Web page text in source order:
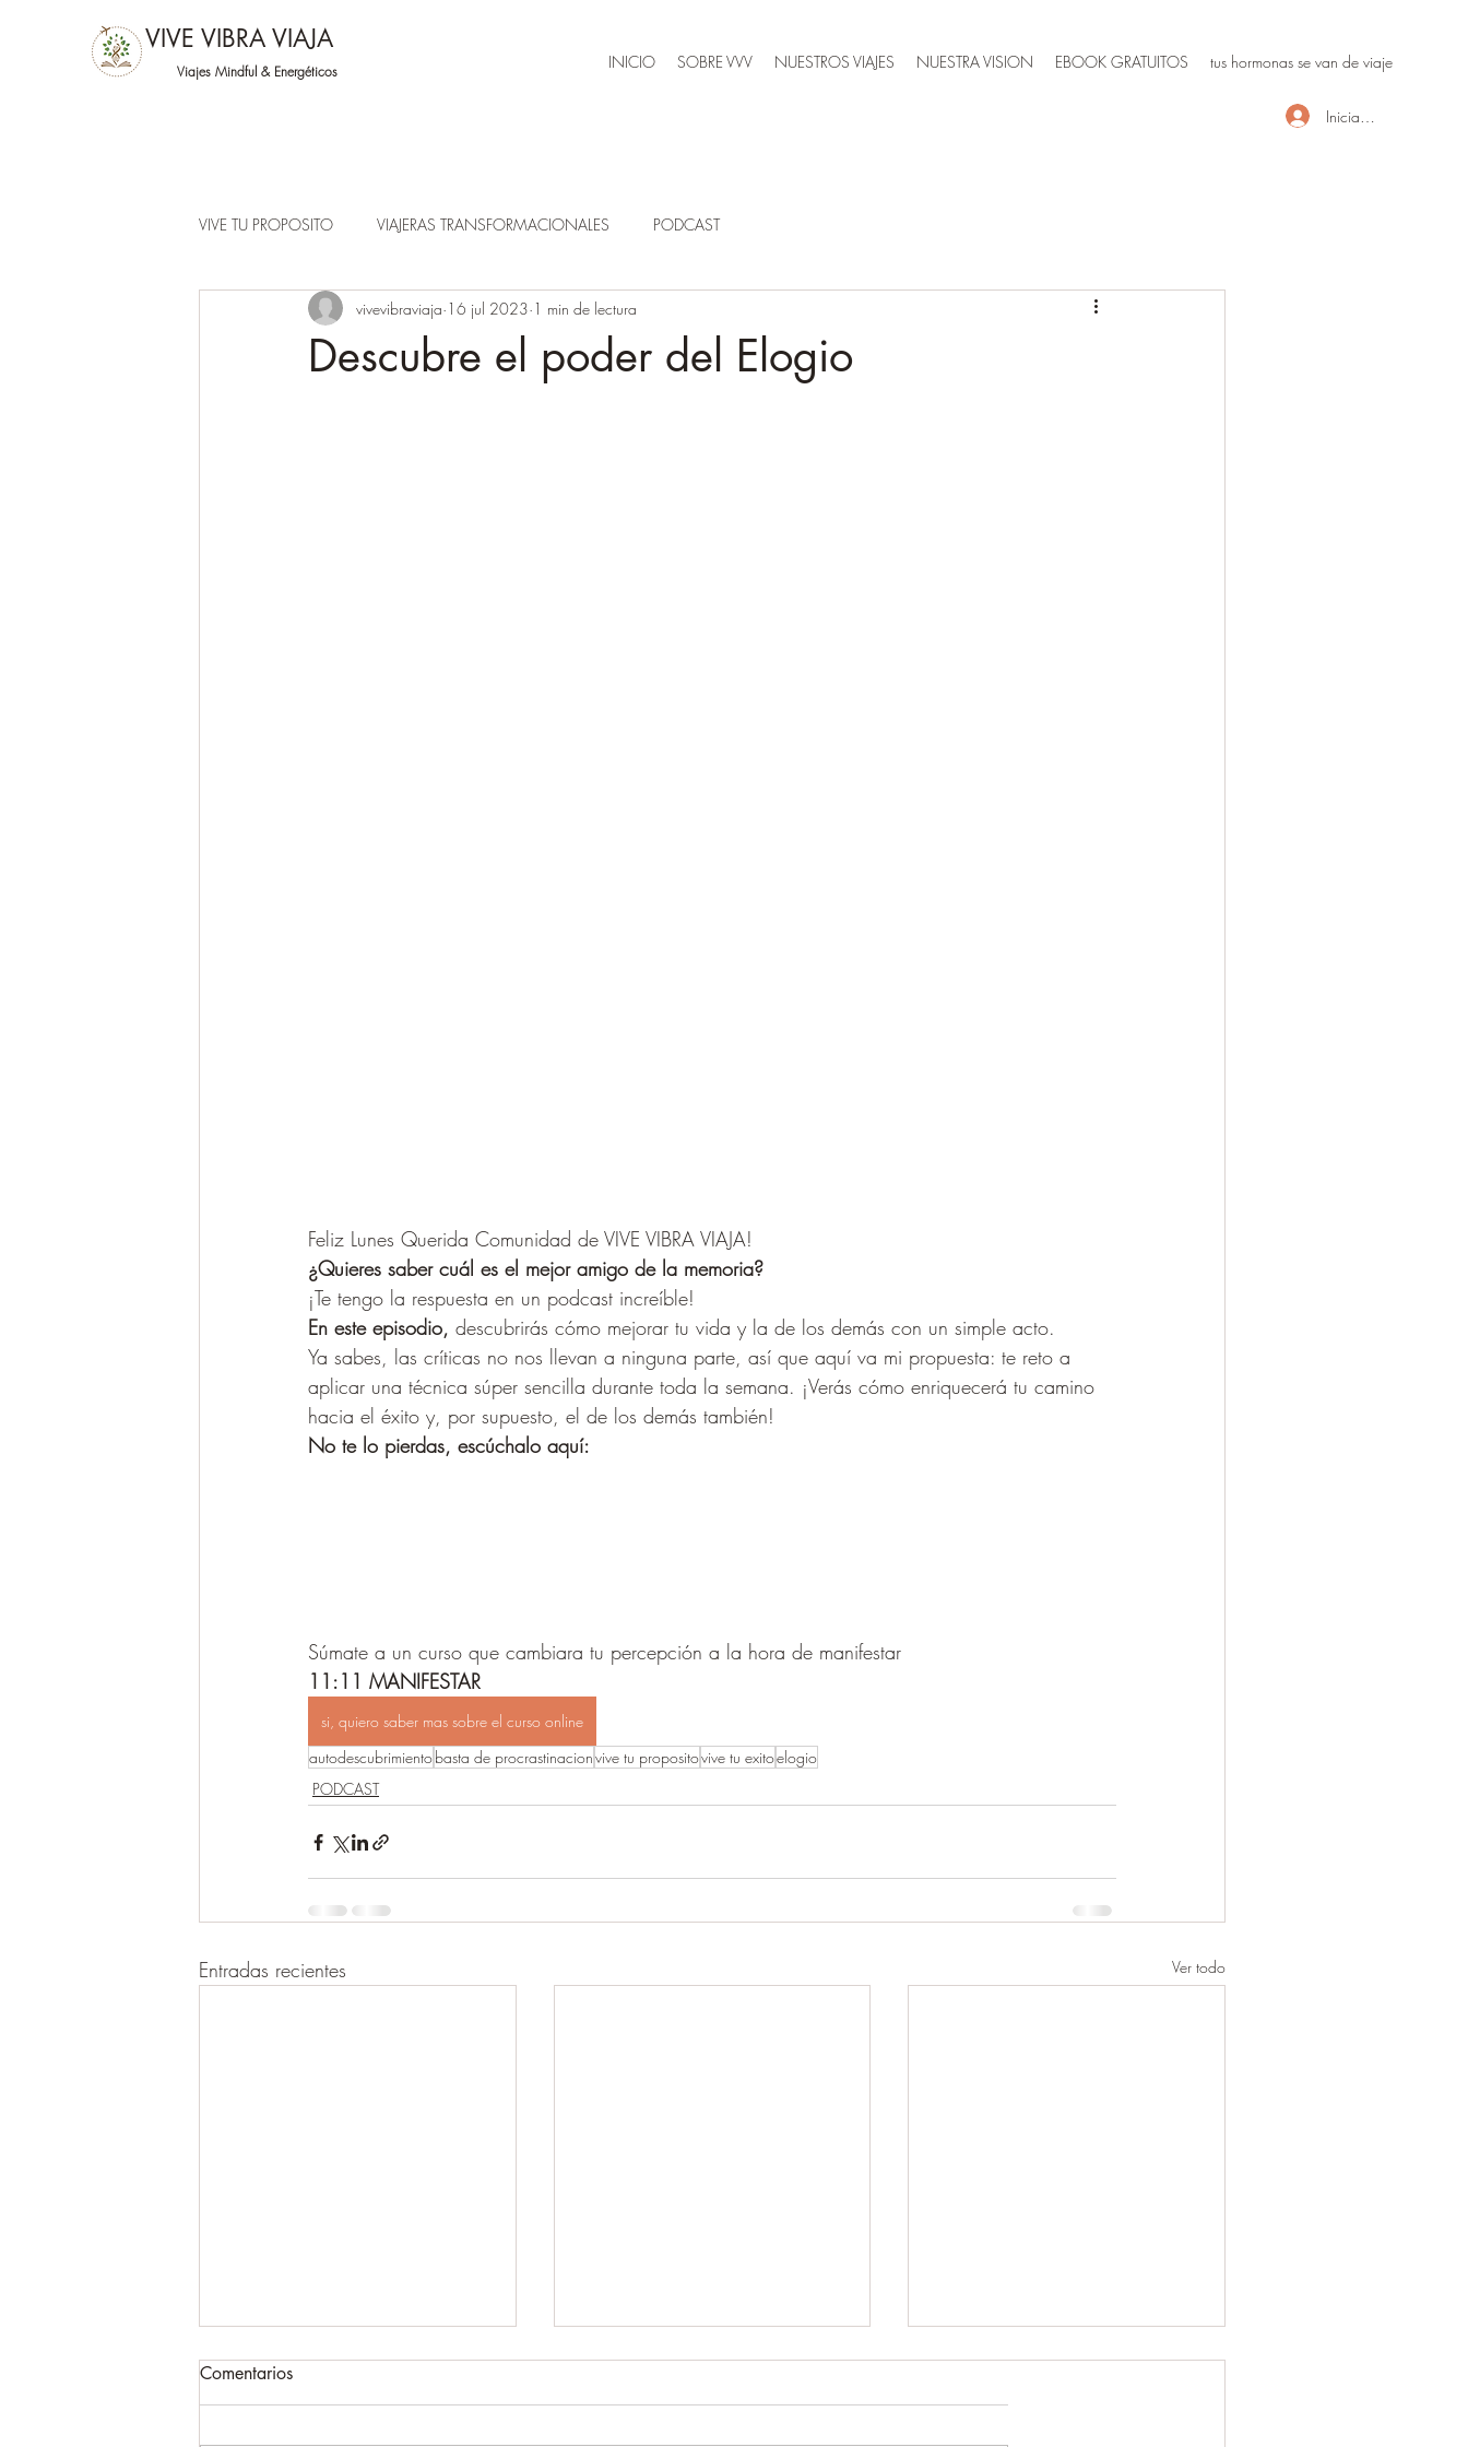
VIVE VIBRA VIAJA
Viajes Mindful & Energéticos INICIO SOBRE VVV NUESTROS VIAJES NUESTRA VISION EBOOK GRATUITOS tus hormonas se van de viaje
Iniciar sesión
VIVE TU PROPOSITO VIAJERAS TRANSFORMACIONALES PODCAST
Descubre el poder del Elogio
vivevibraviaja 16 jul 2023 1 min de lectura
Feliz Lunes Querida Comunidad de VIVE VIBRA VIAJA!
¿Quieres saber cuál es el mejor amigo de la memoria?
¡Te tengo la respuesta en un podcast increíble!
En este episodio, descubrirás cómo mejorar tu vida y la de los demás con un simple acto.
Ya sabes, las críticas no nos llevan a ninguna parte, así que aquí va mi propuesta: te reto a
aplicar una técnica súper sencilla durante toda la semana. ¡Verás cómo enriquecerá tu camino
hacia el éxito y, por supuesto, el de los demás también!
No te lo pierdas, escúchalo aquí:
Súmate a un curso que cambiara tu percepción a la hora de manifestar
11:11 MANIFESTAR
si, quiero saber mas sobre el curso online
autodescubrimientobasta de procrastinacionvive tu propositovive tu exitoelogio
PODCAST
Entradas recientes Ver todo
Comentarios